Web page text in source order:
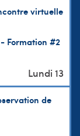
virtuelle
Formation #2
de